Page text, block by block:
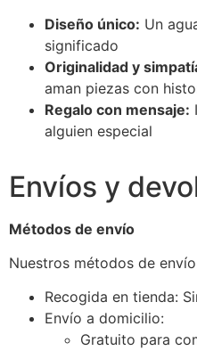
Diseño único: Un
significado
Originalidad y
aman piezas con
Regalo con mensaje:
alguien especial
Envíos y
Métodos de envío
Nuestros métodos de
Recogida en tienda:
Envío a domicilio:
Gratuito para